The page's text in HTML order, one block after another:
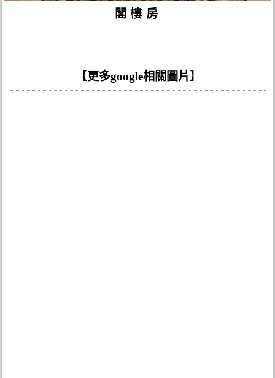
閣樓房
【 更多google相關圖片 】